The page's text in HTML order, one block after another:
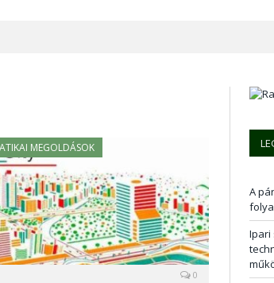
MEGOLDÁSOK
0
A
Ipari